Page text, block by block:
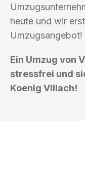
heute und wir
Umzugsangebot!
Ein Umzug von
stressfrei und
Koenig Villach!